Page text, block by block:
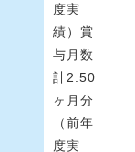
度実
績）賞
与月数
計2.50
ヶ月分
（前年
度実